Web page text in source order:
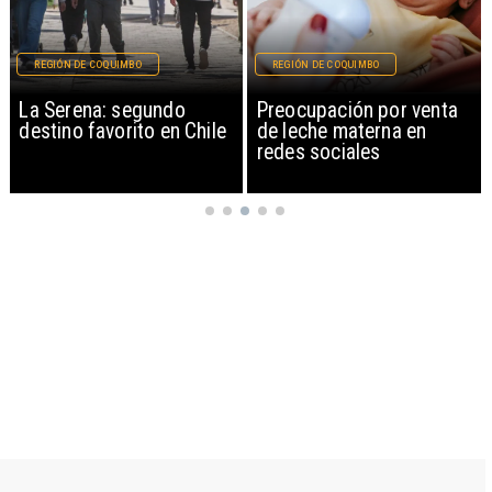
La Serena: segundo
destino favorito en Chile
REGIÓN DE COQUIMBO
Preocupación por venta
de leche materna en
redes sociales
REGIÓN DE COQUIMBO